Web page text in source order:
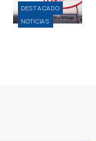
DESTACADO
NOTICIAS